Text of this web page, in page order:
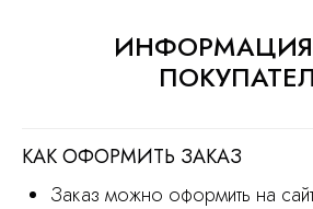
КАК ОФОРМИТЬ ЗАКАЗ
Заказ можно оформить на
Продвижение сайта
Разработка сайта